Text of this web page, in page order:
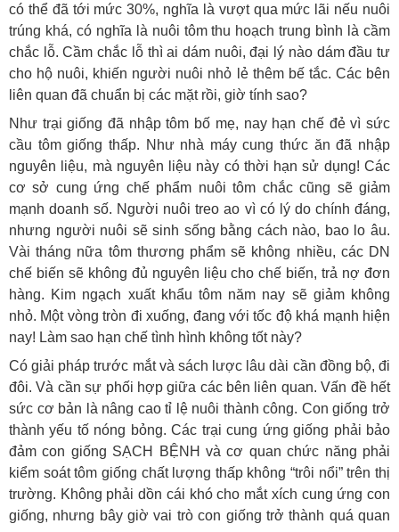
có thể đã tới mức 30%, nghĩa là vượt qua mức lãi nếu nuôi
trúng khá, có nghĩa là nuôi tôm thu hoạch trung bình là cầm
chắc lỗ. Cầm chắc lỗ thì ai dám nuôi, đại lý nào dám đầu tư
cho hộ nuôi, khiến người nuôi nhỏ lẻ thêm bế tắc. Các bên
liên quan đã chuẩn bị các mặt rồi, giờ tính sao?
Như trại giống đã nhập tôm bố mẹ, nay hạn chế đẻ vì sức
cầu tôm giống thấp. Như nhà máy cung thức ăn đã nhập
nguyên liệu, mà nguyên liệu này có thời hạn sử dụng! Các
cơ sở cung ứng chế phẩm nuôi tôm chắc cũng sẽ giảm
mạnh doanh số. Người nuôi treo ao vì có lý do chính đáng,
nhưng người nuôi sẽ sinh sống bằng cách nào, bao lo âu.
Vài tháng nữa tôm thương phẩm sẽ không nhiều, các DN
chế biến sẽ không đủ nguyên liệu cho chế biến, trả nợ đơn
hàng. Kim ngạch xuất khẩu tôm năm nay sẽ giảm không
nhỏ. Một vòng tròn đi xuống, đang với tốc độ khá mạnh hiện
nay! Làm sao hạn chế tình hình không tốt này?
Có giải pháp trước mắt và sách lược lâu dài cần đồng bộ, đi
đôi. Và cần sự phối hợp giữa các bên liên quan. Vấn đề hết
sức cơ bản là nâng cao tỉ lệ nuôi thành công. Con giống trở
thành yếu tố nóng bỏng. Các trại cung ứng giống phải bảo
đảm con giống SẠCH BỆNH và cơ quan chức năng phải
kiểm soát tôm giống chất lượng thấp không “trôi nổi” trên thị
trường. Không phải dồn cái khó cho mắt xích cung ứng con
giống, nhưng bây giờ vai trò con giống trở thành quá quan